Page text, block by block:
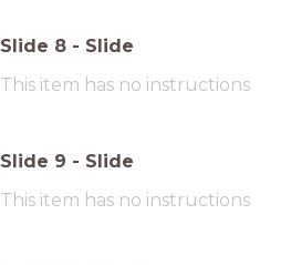
Slide 8 - Slide
This item has no instructions
Slide 9 - Slide
This item has no instructions